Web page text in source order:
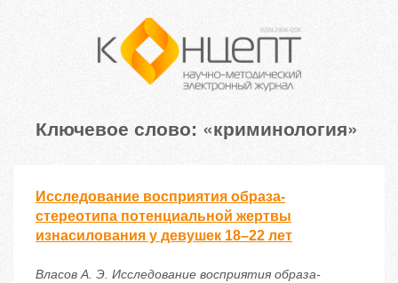
Ключевое слово: «криминология»
Исследование восприятия образа-
стереотипа потенциальной жертвы
изнасилования у девушек 18–22 лет
Власов А. Э. Исследование восприятия образа-